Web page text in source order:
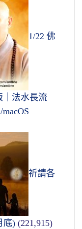
1/22 佛
｜法水長流
祈請各
底) (221,915)